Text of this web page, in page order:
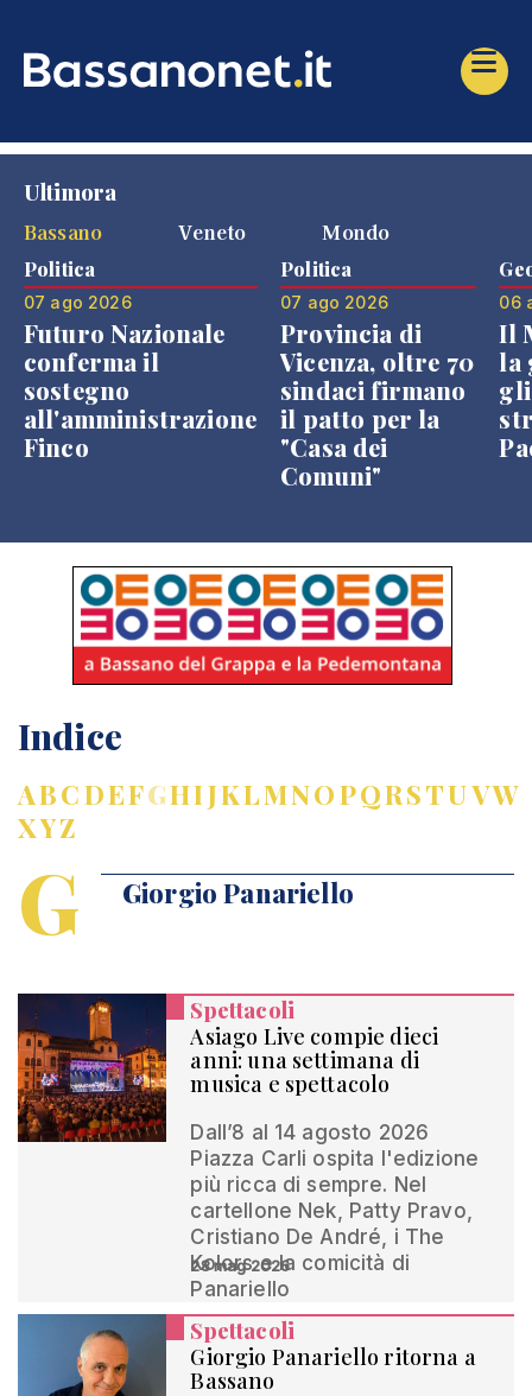
Ultimora
Bassano
Veneto Mondo
Politica
07 ago 2026
Futuro Nazionale
conferma il
sostegno
all'amministrazione
Finco
Politica
07 ago 2026
Provincia di
Vicenza, oltre 70
sindaci firmano
il patto per la
"Casa dei
Comuni"
06
Il
la
Indice
ABCDEFGHIJKLMNOPQRSTUVW
XYZ
G Giorgio Panariello
Spettacoli
Asiago Live compie dieci
anni: una settimana di
musica e spettacolo
Dall’8 al 14 agosto 2026
Piazza Carli ospita l'edizione
più ricca di sempre. Nel
cartellone Nek, Patty Pravo,
Cristiano De André, i The
Kolors e la comicità di
Panariello
28 mag 2026
Spettacoli
Giorgio Panariello ritorna a
Bassano